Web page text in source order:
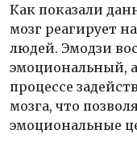
Как показали
мозг реагирует
людей. Эмодзи
эмоциональный,
процессе
мозга, что
эмоциональные